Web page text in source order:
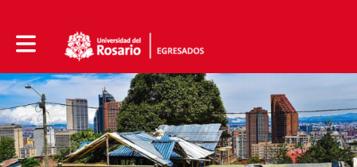
Toggle main navigation